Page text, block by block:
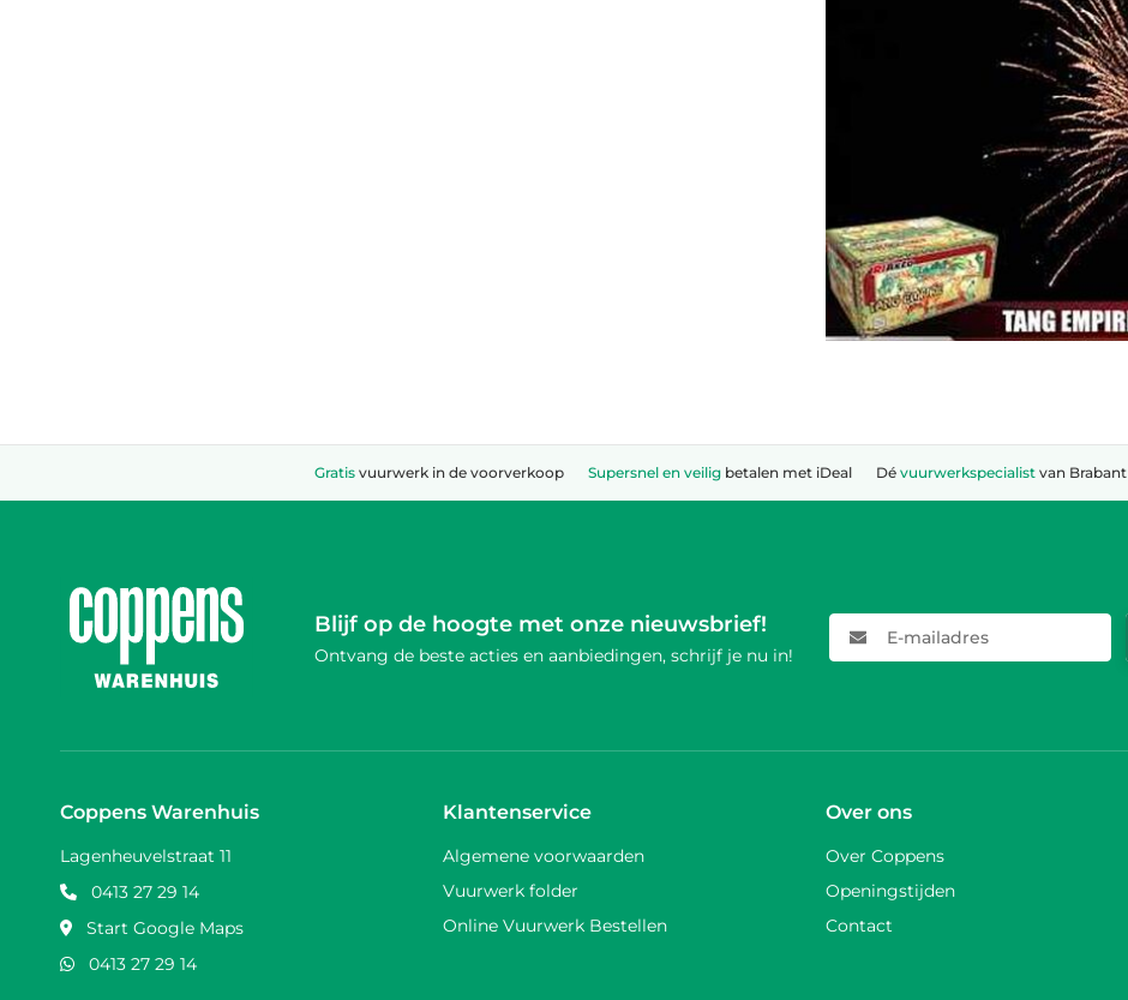
Gratisvuurwerk in de voorverkoop Supersnel en veiligbetalen met iDeal Dé vuurwerkspecialistvan Brabant
Blijf op de hoogte met onze nieuwsbrief!
Ontvang de beste acties en aanbiedingen, schrijf je nu in!
E-mailadres
Coppens Warenhuis
Lagenheuvelstraat 11
0413 27 29 14
Start Google Maps
0413 27 29 14
Klantenservice
Algemene voorwaarden
Vuurwerk folder
Online Vuurwerk Bestellen
Over ons
Over Coppens
Openingstijden
Contact